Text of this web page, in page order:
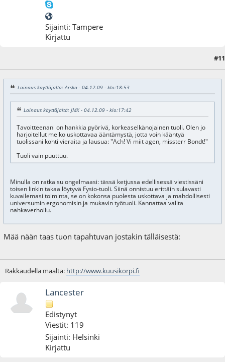
Sijainti: Tampere
Kirjattu
#11
Lainaus käyttäjältä: Arska - 04.12.09 - klo:18:53
Lainaus käyttäjältä: JMK - 04.12.09 - klo:17:42
Tavoitteenani on hankkia pyörivä, korkeaselkänojainen tuoli. Olen jo
harjoitellut melko uskottavaa ääntämystä, jotta voin kääntyä
tuolissani kohti vieraita ja lausua: "Ach! Vi miit agen, missterr Bondt!"
Tuoli vain puuttuu.
Minulla on ratkaisu ongelmaasi: tässä ketjussa edellisessä viestissäni
toisen linkin takaa löytyvä Fysio-tuoli. Siinä onnistuu erittäin sulavasti
kuvailemasi toiminta, se on kokonsa puolesta uskottava ja mahdollisesti
universumin ergonomisin ja mukavin työtuoli. Kannattaa valita
nahkaverhoilu.
Mää nään taas tuon tapahtuvan jostakin tälläisestä:
Rakkaudella maalta: http://www.kuusikorpi.fi
Lancester
Edistynyt
Viestit: 119
Sijainti: Helsinki
Kirjattu